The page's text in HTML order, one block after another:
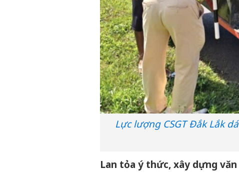
Lực lượng CSGT Đắk Lắk
Lan tỏa ý thức, xây dựng